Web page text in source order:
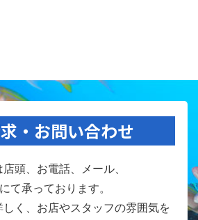
・お問い合わせ
店頭、お電話、メール、
て承っております。
しく、お店やスタッフの雰囲気を